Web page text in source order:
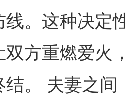
。这种决定
方重燃爱火，
。 夫妻之间